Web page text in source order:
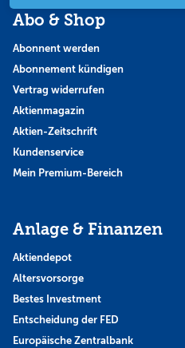
Abo & Shop
Abonnent werden
Abonnement kündigen
Vertrag widerrufen
Aktienmagazin
Aktien-Zeitschrift
Kundenservice
Mein Premium-Bereich
Anlage & Finanzen
Aktiendepot
Altersvorsorge
Bestes Investment
Entscheidung der FED
Europäische Zentralbank